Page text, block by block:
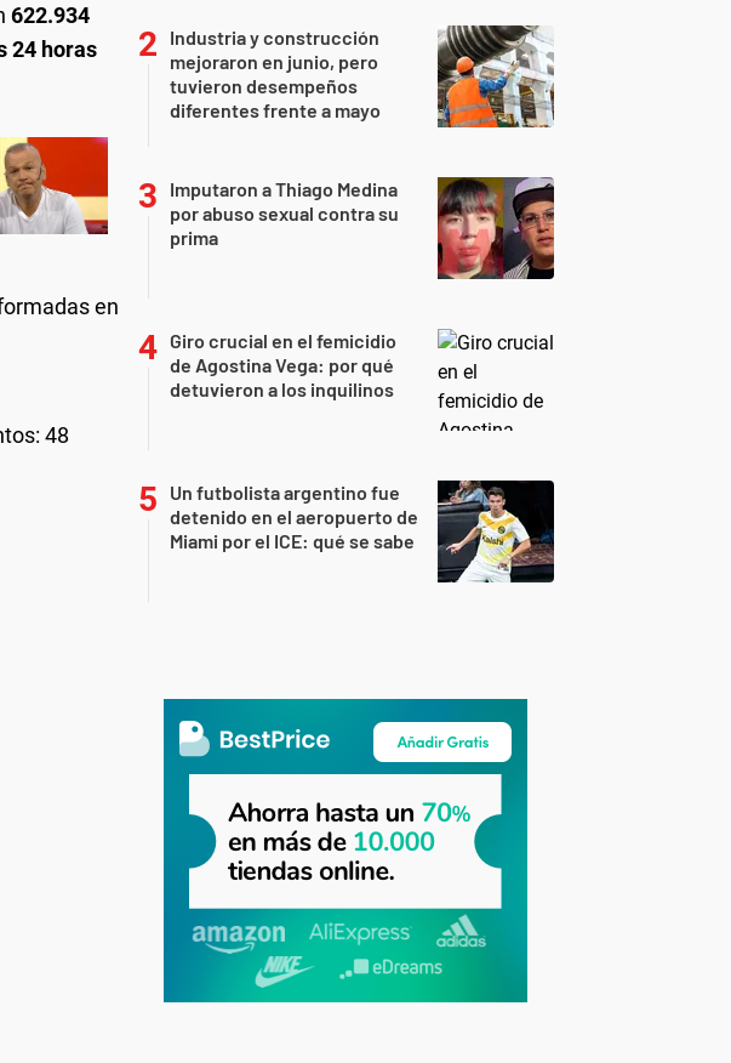
622.934
24 horas
en
48
Industria y construcción
mejoraron en junio, pero
tuvieron desempeños
diferentes frente a mayo
Imputaron a Thiago Medina
por abuso sexual contra su
prima
Giro crucial en el femicidio
de Agostina Vega: por qué
detuvieron a los inquilinos
Un futbolista argentino fue
detenido en el aeropuerto de
Miami por el ICE: qué se sabe